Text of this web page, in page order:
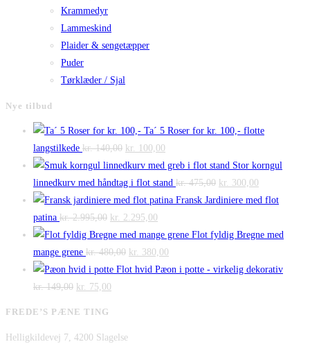
Krammedyr
Lammeskind
Plaider & sengetæpper
Puder
Tørklæder / Sjal
Nye tilbud
Ta´ 5 Roser for kr. 100,- flotte
langstilkede kr.140,00 Den
oprindelige
pris
var:
kr. 140,00.
kr. 100,00
aktuelle
pris
er:
Stor korngul
linnedkurv med håndtag i flot stand kr.475,00 Den
oprindelige
var:
kr. 300,00
aktuelle
er:
Fransk Jardiniere med flot
patina kr.2.995,00 Den
oprindelige
pris
var:
kr. 2.995,00.
kr. 2.295,00
aktuelle
pris
er:
Flot fyldig Bregne med
mange grene kr.480,00 Den
oprindelige
kr. 380,00
aktuelle
Flot hvid Pæon i potte - virkelig dekorativ
kr.149,00 Den
var:
kr. 75,00
er:
FREDE’S PÆNE TING
Helligkildevej 7, 4200 Slagelse